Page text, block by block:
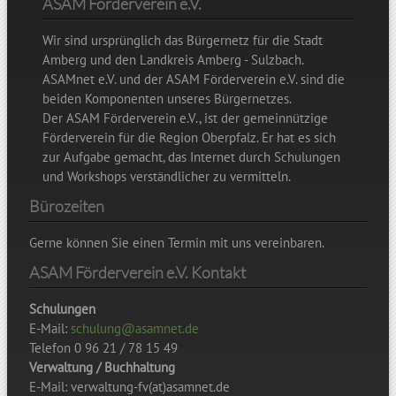
Wir sind ursprünglich das Bürgernetz für die Stadt
Amberg und den Landkreis Amberg - Sulzbach.
ASAMnet e.V. und der ASAM Förderverein e.V. sind die
beiden Komponenten unseres Bürgernetzes.
Der ASAM Förderverein e.V., ist der gemeinnützige
Förderverein für die Region Oberpfalz. Er hat es sich
zur Aufgabe gemacht, das Internet durch Schulungen
und Workshops verständlicher zu vermitteln.
Bürozeiten
Gerne können Sie einen Termin mit uns vereinbaren.
ASAM Förderverein e.V. Kontakt
Schulungen
E-Mail: schulung@asamnet.de
Telefon 0 96 21 / 78 15 49
Verwaltung / Buchhaltung
E-Mail: verwaltung-fv(at)asamnet.de